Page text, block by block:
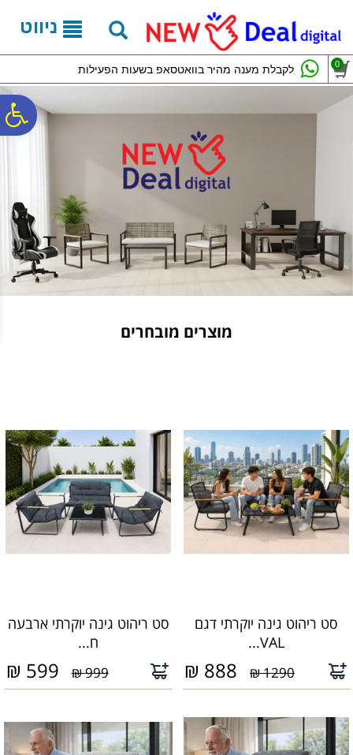
נגישות
אתר
המרכזי
ניווט
לקבלת מענה מהיר בוואטסאפ בשעות הפעילות 0
מוצרים מובחרים
סט ריהוט גינה יוקרתי דגם
VAL...
1290 ₪
888
₪
סט ריהוט גינה יוקרתי ארבעה
ח...
999 ₪
599
₪